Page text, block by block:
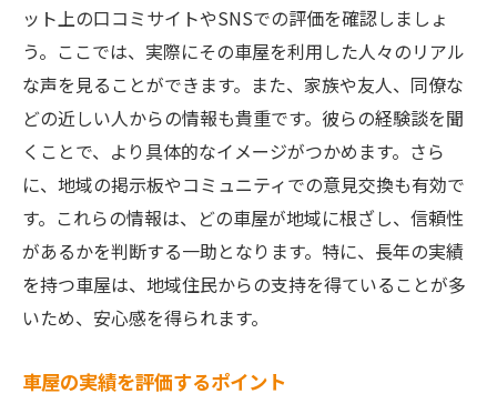
地元住民の声を反映したサービス
車検のプロフェッショナル！イシカワモーター
の魅力
豊富な経験と熟練の技
最新技術を駆使した点検方法
顧客満足度向上のための取り組み
定期メンテナンスの重要性
イシカワモーターの強み
信頼できるスタッフの紹介
地域に根ざしたサービスの特徴
ット上の口コミサイトやSNSでの評価を確認しましょ
う。ここでは、実際にその車屋を利用した人々のリアル
な声を見ることができます。また、家族や友人、同僚な
どの近しい人からの情報も貴重です。彼らの経験談を聞
くことで、より具体的なイメージがつかめます。さら
に、地域の掲示板やコミュニティでの意見交換も有効で
す。これらの情報は、どの車屋が地域に根ざし、信頼性
があるかを判断する一助となります。特に、長年の実績
を持つ車屋は、地域住民からの支持を得ていることが多
いため、安心感を得られます。
車屋の実績を評価するポイント